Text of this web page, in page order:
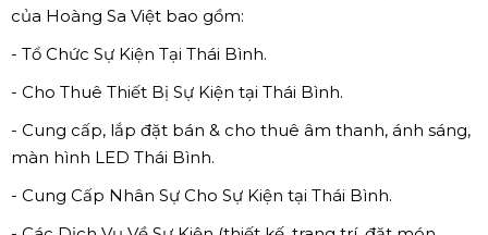
của Hoàng Sa Việt bao gồm:
- Tổ Chức Sự Kiện Tại Thái Bình.
- Cho Thuê Thiết Bị Sự Kiện tại Thái Bình.
- Cung cấp, lắp đặt bán & cho thuê âm thanh, ánh sáng,
màn hình LED Thái Bình.
- Cung Cấp Nhân Sự Cho Sự Kiện tại Thái Bình.